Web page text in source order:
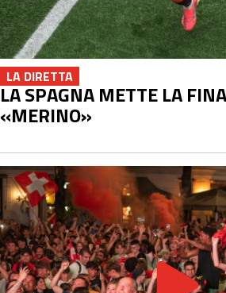
LA DIRETTA
LA SPAGNA METTE LA
«MERINO»